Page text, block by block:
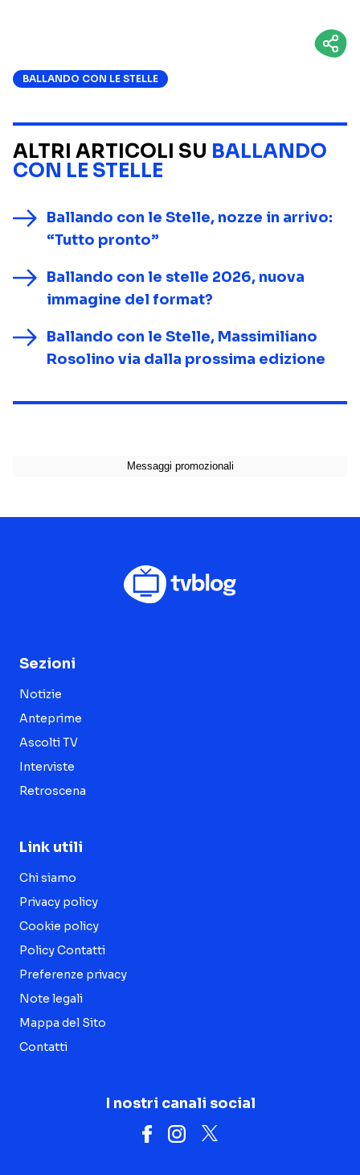
BALLANDO CON LE STELLE
ALTRI ARTICOLI SU BALLANDO
CON LE STELLE
Ballando con le Stelle, nozze in arrivo:
“Tutto pronto”
Ballando con le stelle 2026, nuova
immagine del format?
Ballando con le Stelle, Massimiliano
Rosolino via dalla prossima edizione
Sezioni
Notizie
Anteprime
Ascolti TV
Interviste
Retroscena
Link utili
Chi siamo
Privacy policy
Cookie policy
Policy Contatti
Preferenze privacy
Note legali
Mappa del Sito
Contatti
I nostri canali social